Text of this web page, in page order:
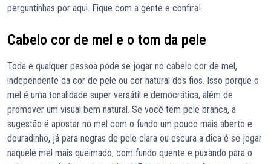
perguntinhas por aqui. Fique com a gente e confira!
Cabelo cor de mel e o tom da pele
Toda e qualquer pessoa pode se jogar no cabelo cor de mel,
independente da cor de pele ou cor natural dos fios. Isso porque o
mel é uma tonalidade super versátil e democrática, além de
promover um visual bem natural. Se você tem pele branca, a
sugestão é apostar no mel com o fundo um pouco mais aberto e
douradinho, já para negras de pele clara ou escura a dica é se jogar
naquele mel mais queimado, com fundo quente e puxando para o